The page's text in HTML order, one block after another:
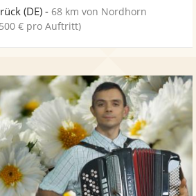
(DE) -68 km von Nordhorn
€ pro Auftritt)